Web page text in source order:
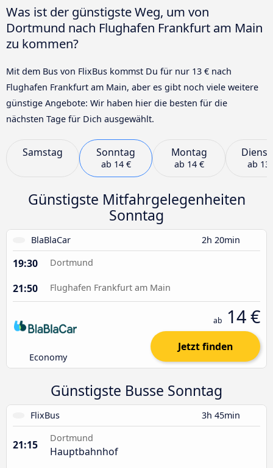
Was ist der günstigste Weg, um von
Dortmund nach Flughafen Frankfurt am Main
zu kommen?
Mit dem Bus von FlixBus kommst Du für nur 13 € nach
Flughafen Frankfurt am Main, aber es gibt noch viele weitere
günstige Angebote: Wir haben hier die besten für die
nächsten Tage für Dich ausgewählt.
Samstag Sonntag
ab 14 €
Montag
ab 14 € ab 13
Günstigste Mitfahrgelegenheiten
Sonntag
BlaBlaCar 2h 20min
19:30 Dortmund
21:50 Flughafen Frankfurt am Main
Economy
ab 14 €
Jetzt finden
Günstigste Busse Sonntag
FlixBus 3h 45min
21:15
Dortmund
Hauptbahnhof